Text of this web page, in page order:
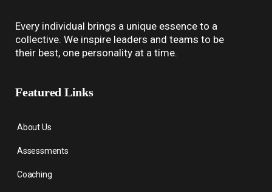
Every individual brings a unique essence to a
collective. We inspire leaders and teams to be
their best, one personality at a time.
Featured Links
About Us
Assessments
Coaching